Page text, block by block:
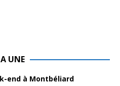
UNE
end à Montbéliard